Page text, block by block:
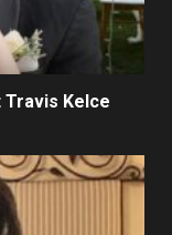
Kelce